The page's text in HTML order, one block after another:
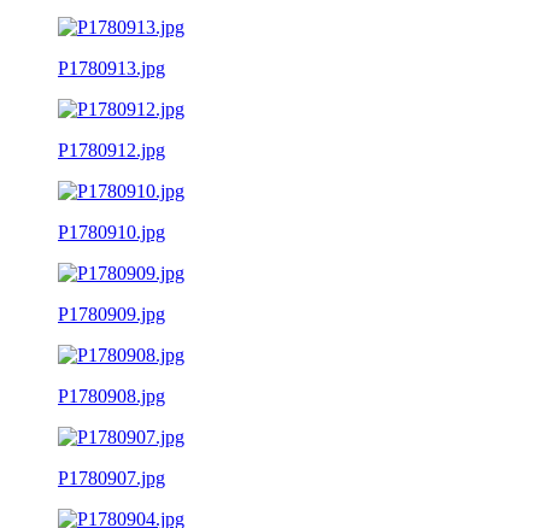
P1780913.jpg
P1780912.jpg
P1780910.jpg
P1780909.jpg
P1780908.jpg
P1780907.jpg